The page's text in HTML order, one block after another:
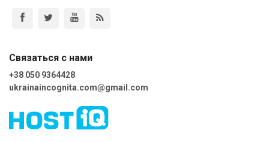
Связаться с нами
+38 050 9364428
ukrainaincognita.com@gmail.com